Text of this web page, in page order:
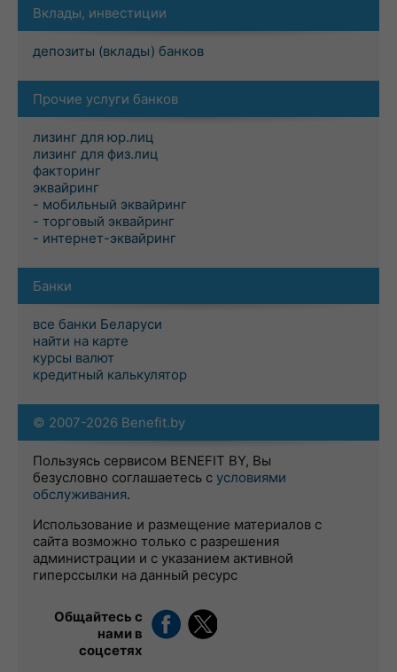
Вклады, инвестиции
депозиты (вклады) банков
Прочие услуги банков
лизинг для юр.лиц
лизинг для физ.лиц
факторинг
эквайринг
- мобильный эквайринг
- торговый эквайринг
- интернет-эквайринг
Банки
все банки Беларуси
найти на карте
курсы валют
кредитный калькулятор
© 2007-2026 Benefit.by
Пользуясь сервисом BENEFIT BY, Вы
безусловно соглашаетесь с условиями
обслуживания.
Использование и размещение материалов с
сайта возможно только с разрешения
администрации и с указанием активной
гиперссылки на данный ресурс
Общайтесь с
нами в
соцсетях